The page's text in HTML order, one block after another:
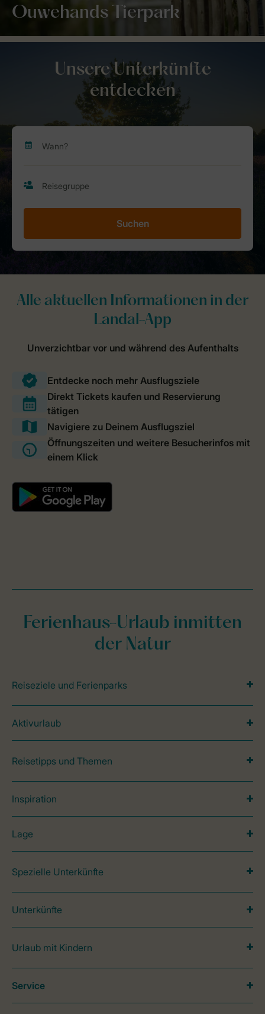
Ouwehands Tierpark
Unsere Unterkünfte
entdecken
Suchen
Ferienhaus-Urlaub inmitten
der Natur
Reiseziele und Ferienparks
Aktivurlaub
Reisetipps und Themen
Inspiration
Lage
Spezielle Unterkünfte
Unterkünfte
Urlaub mit Kindern
Service